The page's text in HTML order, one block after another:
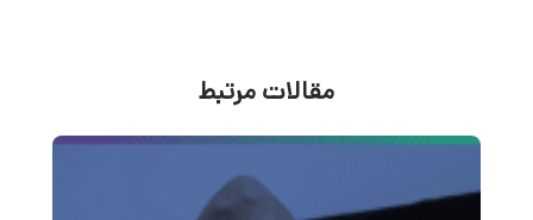
مقالات مرتبط